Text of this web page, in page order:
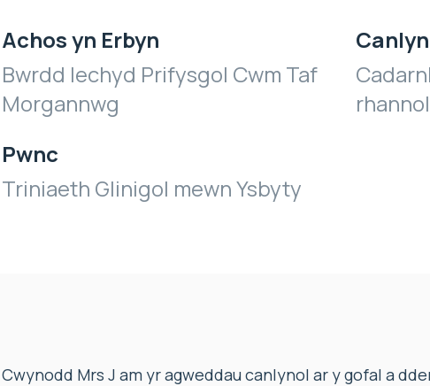
Achos yn Erbyn
Bwrdd Iechyd Prifysgol Cwm Taf
Morgannwg
Pwnc
Triniaeth Glinigol mewn Ysbyty
rhannol
Cwynodd Mrs J am yr agweddau canlynol ar y gofal a